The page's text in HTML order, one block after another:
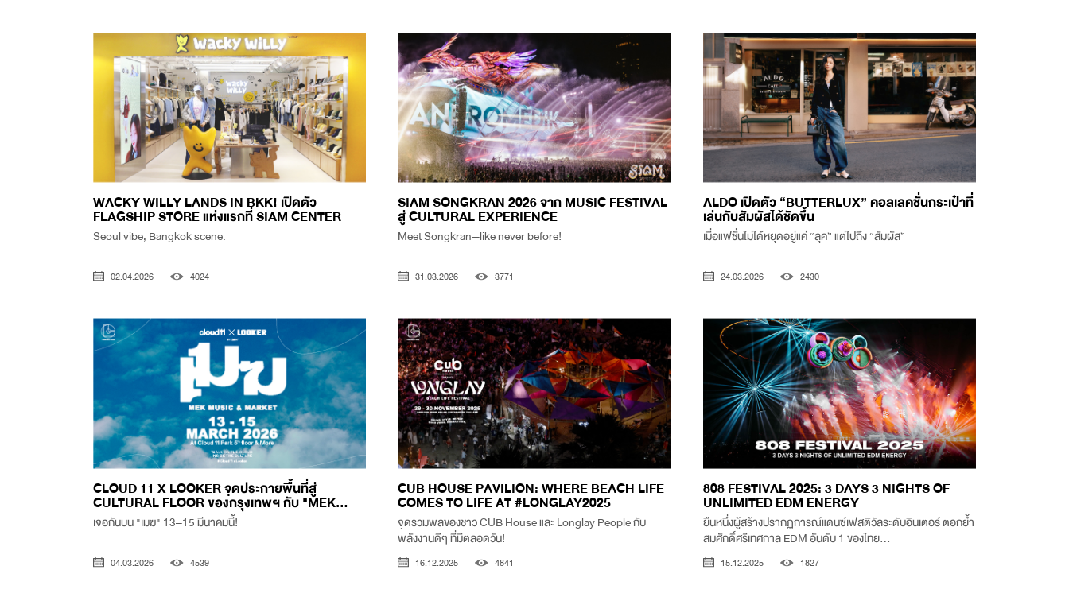
WACKY WILLY LANDS IN BKK! เปิดตัว
FLAGSHIP STORE แห่งแรกที่ SIAM CENTER
Seoul vibe, Bangkok scene.
02.04.2026 4024
SIAM SONGKRAN 2026 จาก MUSIC FESTIVAL
สู่ CULTURAL EXPERIENCE
Meet Songkran—like never before!
31.03.2026 3771
ALDO เปิดตัว “BUTTERLUX” คอลเลคชั่นกระเป๋าที่
เล่นกับสัมผัสได้ชัดขึ้น
เมื่อแฟชั่นไม่ได้หยุดอยู่แค่ “ลุค” แต่ไปถึง “สัมผัส”
24.03.2026 2430
CLOUD 11 X LOOKER จุดประกายพื้นที่สู่
CULTURAL FLOOR ของกรุงเทพฯ กับ "MEK...
เจอกันบน "เมฆ" 13–15 มีนาคมนี้!
04.03.2026 4539
CUB HOUSE PAVILION: WHERE BEACH LIFE
COMES TO LIFE AT #LONGLAY2025
จุดรวมพลของชาว CUB House และ Longlay People กับ
พลังงานดีๆ ที่มีตลอดวัน!
16.12.2025 4841
808 FESTIVAL 2025: 3 DAYS 3 NIGHTS OF
UNLIMITED EDM ENERGY
ยืนหนึ่งผู้สร้างปรากฏการณ์แดนซ์เฟสติวัลระดับอินเตอร์ ตอกย้ำ
สมศักดิ์ศรีเทศกาล EDM อันดับ 1 ของไทย...
15.12.2025 1827